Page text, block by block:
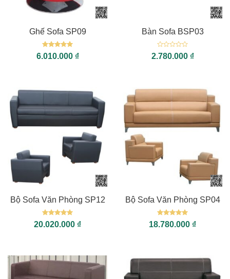
Ghế Sofa SP09
Được xếp
hạng55
6.010.000 ₫
Bàn Sofa BSP03
Được
xếp
2.780.000 ₫
Bộ Sofa Văn Phòng SP12
Được xếp
hạng55
20.020.000 ₫
Bộ Sofa Văn Phòng SP04
Được xếp
hạng55
18.780.000 ₫